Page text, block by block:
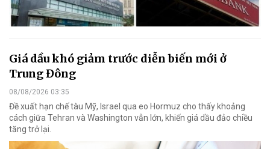
Giá dầu khó giảm trước diễn biến mới ở
Trung Đông
08/08/2026 03:35
Đề xuất hạn chế tàu Mỹ, Israel qua eo Hormuz cho thấy khoảng
cách giữa Tehran và Washington vẫn lớn, khiến giá dầu đảo chiều
tăng trở lại.